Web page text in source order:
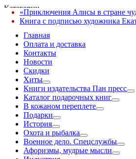
Категории
Главная
Оплата и доставка
Контакты
Новости
Скидки
Хиты
Книги издательства Пан пресс
Каталог подарочных книг
В кожаном переплете
Подарки
История
Охота и рыбалка
Военное дело. Спецслужбы
Афоризмы, мудрые мысли
«Приключения Алисы в стране
Книга с подписью художника